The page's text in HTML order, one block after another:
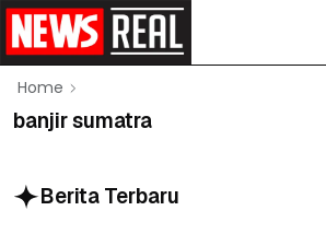
Home
banjir sumatra
Berita Terbaru